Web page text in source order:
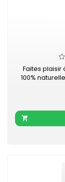
Faites
100% naturelle
